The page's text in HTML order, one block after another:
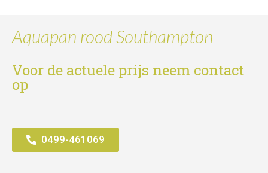
Aquapan rood Southampton
Voor de actuele prijs neem contact
op
0499-461069